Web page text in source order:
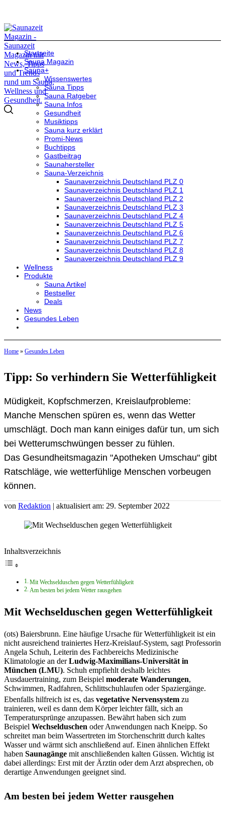
Startseite
Sauna Magazin
Sauna+
Wissenswertes
Sauna Tipps
Sauna Ratgeber
Sauna Infos
Gesundheit
Musiktipps
Sauna kurz erklärt
Promi-News
Buchtipps
Gastbeitrag
Saunahersteller
Sauna-Verzeichnis
Saunaverzeichnis Deutschland PLZ 0
Saunaverzeichnis Deutschland PLZ 1
Saunaverzeichnis Deutschland PLZ 2
Saunaverzeichnis Deutschland PLZ 3
Saunaverzeichnis Deutschland PLZ 4
Saunaverzeichnis Deutschland PLZ 5
Saunaverzeichnis Deutschland PLZ 6
Saunaverzeichnis Deutschland PLZ 7
Saunaverzeichnis Deutschland PLZ 8
Saunaverzeichnis Deutschland PLZ 9
Wellness
Produkte
Sauna Artikel
Bestseller
Deals
News
Gesundes Leben
Home » Gesundes Leben
Tipp: So verhindern Sie Wetterfühligkeit
Müdigkeit, Kopfschmerzen, Kreislaufprobleme:
Manche Menschen spüren es, wenn das Wetter
umschlägt. Doch man kann einiges dafür tun, um sich
bei Wetterumschwüngen besser zu fühlen.
Das Gesundheitsmagazin "Apotheken Umschau" gibt
Ratschläge, wie wetterfühlige Menschen vorbeugen
können.
von Redaktion | aktualisiert am: 29. September 2022
Inhaltsverzeichnis
Mit Wechselduschen gegen Wetterfühligkeit
Am besten bei jedem Wetter rausgehen
Mit Wechselduschen gegen Wetterfühligkeit
(ots) Baiersbrunn. Eine häufige Ursache für Wetterfühligkeit ist ein
nicht ausreichend trainiertes Herz-Kreislauf-System, sagt Professorin
Angela Schuh, Leiterin des Fachbereichs Medizinische
Klimatologie an derLudwig-Maximilians-Universität in
München (LMU). Schuh empfiehlt deshalb leichtes
Ausdauertraining, zum Beispiel moderate Wanderungen,
Schwimmen, Radfahren, Schlittschuhlaufen oder Spaziergänge.
Ebenfalls hilfreich ist es, das vegetative Nervensystem zu
trainieren, weil es dann dem Körper leichter fällt, sich an
Temperatursprünge anzupassen. Bewährt haben sich zum
Beispiel Wechselduschen oder Anwendungen nach Kneipp. So
schreitet man beim Wassertreten im Storchenschritt durch kaltes
Wasser und wärmt sich anschließend auf. Einen ähnlichen Effekt
haben Saunagänge mit anschließenden kalten Güssen. Wichtig ist
dabei allerdings: Erst mit der Ärztin oder dem Arzt absprechen, ob
derartige Anwendungen geeignet sind.
Am besten bei jedem Wetter rausgehen